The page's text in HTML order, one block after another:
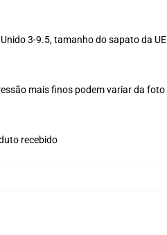
3-9.5, tamanho do sapato da UE
mais finos podem variar da foto
recebido